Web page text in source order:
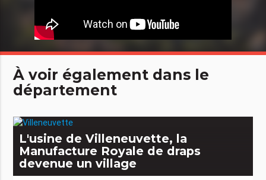
À voir également dans le
département
L'usine de Villeneuvette, la
Manufacture Royale de draps
devenue un village